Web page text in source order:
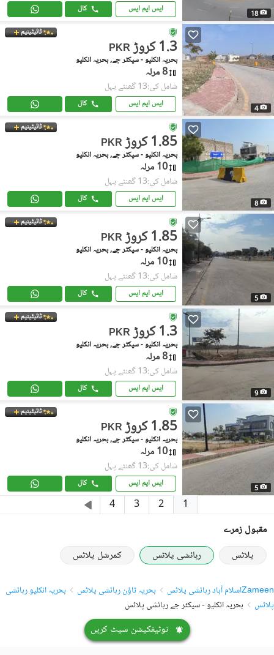
18 ایس ایم ایس کال
4
ٹائیٹینیم
PKR 1.3 کروڑ
بحریہ انکلیو - سیکٹر جے, بحریہ انکلیو
8 مرلہ
شامل کی:13 گھنٹے پہل
ایس ایم ایس کال
8
ٹائیٹینیم
PKR 1.85 کروڑ
بحریہ انکلیو - سیکٹر جے, بحریہ انکلیو
10 مرلہ
شامل کی:13 گھنٹے پہل
ایس ایم ایس کال
5
ٹائیٹینیم
PKR 1.85 کروڑ
بحریہ انکلیو - سیکٹر جے, بحریہ انکلیو
10 مرلہ
شامل کی:13 گھنٹے پہل
ایس ایم ایس کال
9
ٹائیٹینیم
PKR 1.3 کروڑ
بحریہ انکلیو - سیکٹر جے, بحریہ انکلیو
8 مرلہ
شامل کی:13 گھنٹے پہل
ایس ایم ایس کال
5
ٹائیٹینیم
PKR 1.85 کروڑ
بحریہ انکلیو - سیکٹر جے, بحریہ انکلیو
10 مرلہ
شامل کی:13 گھنٹے پہل
ایس ایم ایس کال
1
2
3
4
مقبول زمرے
پلاٹس
رہائشی پلاٹس کمرشل پلاٹس
Zameenاسلام آباد رہائشی پلاٹس بحریہ ٹاؤن رہائشی پلاٹس
بحریہ انکلیو رہائشی
پلاٹس
بحریہ انکلیو - سیکٹر جے رہائشی پلاٹس
نوٹیفکیشن سیٹ کریں